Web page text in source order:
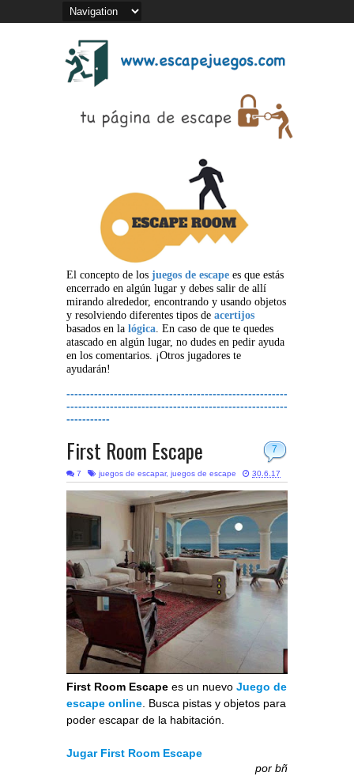
El concepto de los juegos de escape es que estás
encerrado en algún lugar y debes salir de allí
mirando alrededor, encontrando y usando objetos
y resolviendo diferentes tipos de acertijos
basados en la lógica. En caso de que te quedes
atascado en algún lugar, no dudes en pedir ayuda
en los comentarios. ¡Otros jugadores te
ayudarán!
--------------------------------------------------------
--------------------------------------------------------
-----------
7
First Room Escape
7 juegos de escapar, juegos de escape 30.6.17
First Room Escape es un nuevo Juego de
escape online. Busca pistas y objetos para
poder escapar de la habitación.
Jugar First Room Escape
por bñ